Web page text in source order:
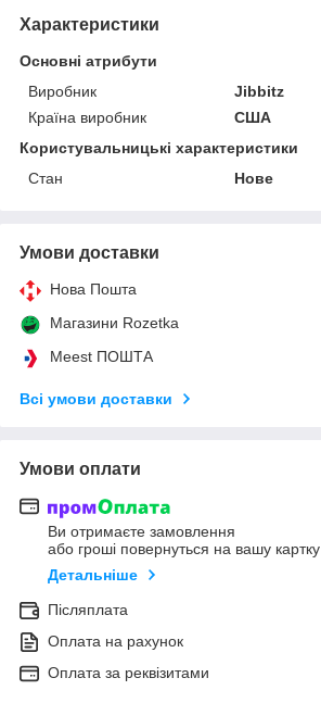
Характеристики
Основні атрибути
Виробник
Jibbitz
Країна виробник
США
Користувальницькі характеристики
Стан
Нове
Умови доставки
Нова Пошта
Магазини Rozetka
Meest ПОШТА
Всі умови доставки
Умови оплати
Ви отримаєте замовлення
або гроші повернуться на вашу картку
Детальніше
Післяплата
Оплата на рахунок
Оплата за реквізитами